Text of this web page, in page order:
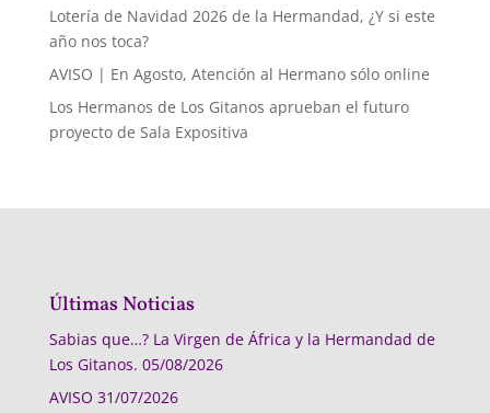
Lotería de Navidad 2026 de la Hermandad, ¿Y si este
año nos toca?
AVISO | En Agosto, Atención al Hermano sólo online
Los Hermanos de Los Gitanos aprueban el futuro
proyecto de Sala Expositiva
Últimas Noticias
Sabias que…? La Virgen de África y la Hermandad de
Los Gitanos. 05/08/2026
AVISO 31/07/2026